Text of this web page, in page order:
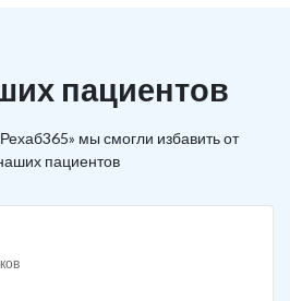
пациентов
мы смогли избавить от
пациентов